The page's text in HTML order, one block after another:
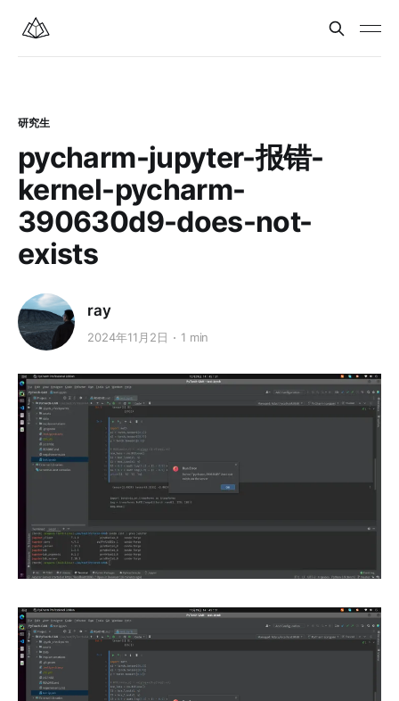
研究生
pycharm-jupyter-报错-
kernel-pycharm-
390630d9-does-not-
exists
ray
2024年11月2日 1 min